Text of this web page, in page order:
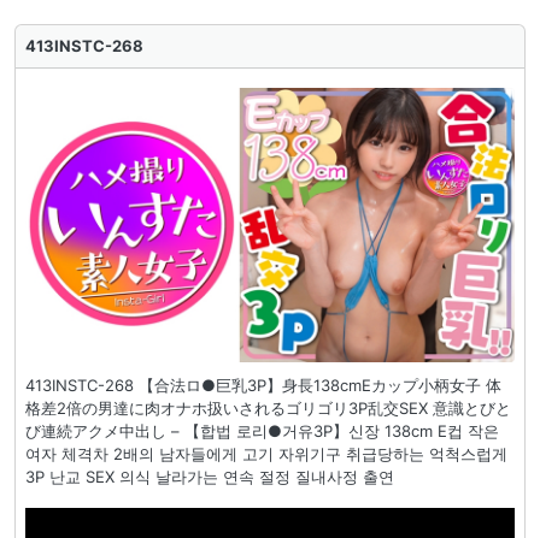
413INSTC-268
413INSTC-268 【合法ロ●巨乳3P】身長138cmEカップ小柄女子 体
格差2倍の男達に肉オナホ扱いされるゴリゴリ3P乱交SEX 意識とびと
び連続アクメ中出し – 【합법 로리●거유3P】신장 138cm E컵 작은
여자 체격차 2배의 남자들에게 고기 자위기구 취급당하는 억척스럽게
3P 난교 SEX 의식 날라가는 연속 절정 질내사정 출연